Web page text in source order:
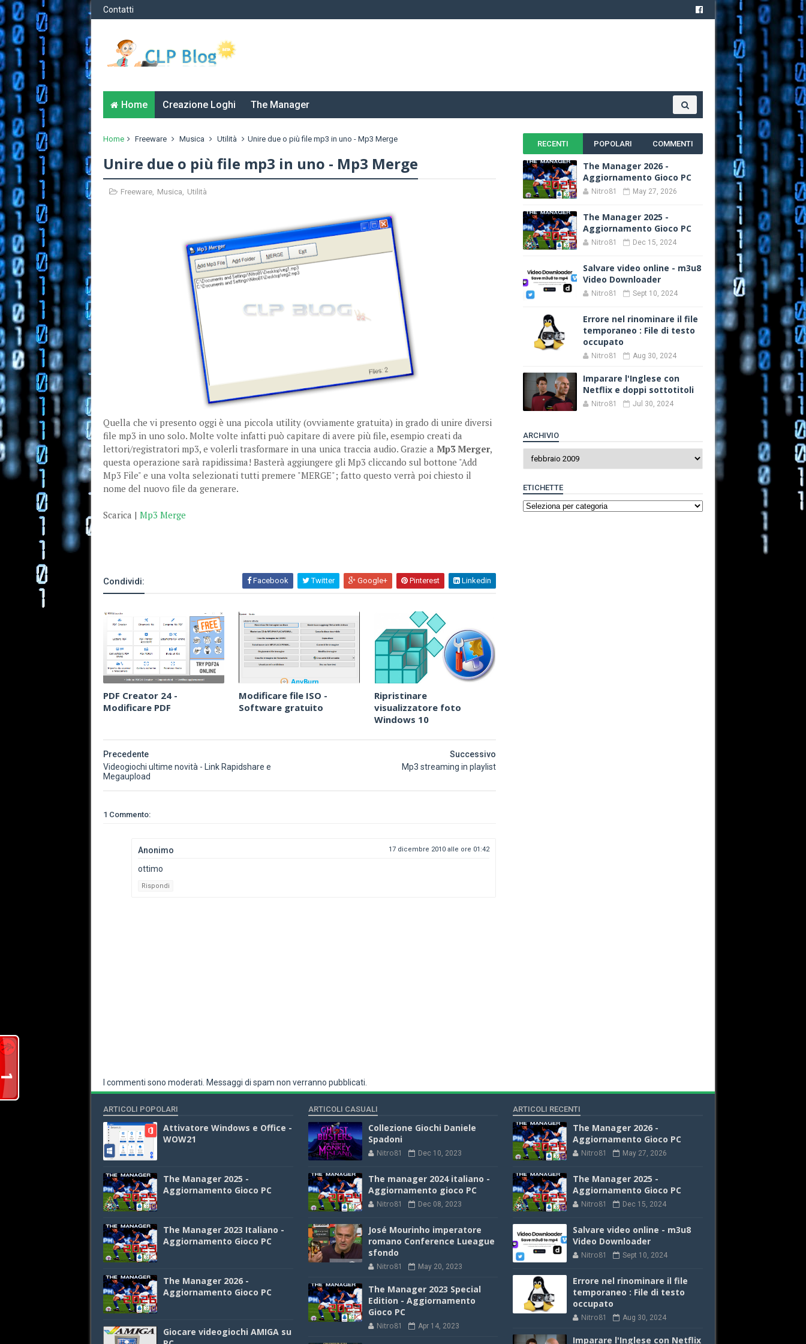
Contatti
Home Creazione Loghi The Manager
Home Freeware Musica Utilità Unire due o più file mp3 in uno - Mp3 Merge
Unire due o più file mp3 in uno - Mp3 Merge
Freeware, Musica, Utilità
Quella che vi presento oggi è una piccola utility (ovviamente gratuita) in grado di unire diversi
file mp3 in uno solo. Molte volte infatti può capitare di avere più file, esempio creati da
lettori/registratori mp3, e volerli trasformare in una unica traccia audio. Grazie a Mp3 Merger,
questa operazione sarà rapidissima! Basterà aggiungere gli Mp3 cliccando sul bottone "Add
Mp3 File" e una volta selezionati tutti premere "MERGE"; fatto questo verrà poi chiesto il
nome del nuovo file da generare.
Scarica | Mp3 Merge
Condividi: Facebook Twitter Google+ Pinterest Linkedin
PDF Creator 24 -
Modificare PDF
Modificare file ISO -
Software gratuito
Ripristinare
visualizzatore foto
Windows 10
Successivo
Mp3 streaming in playlist
Precedente
Videogiochi ultime novità - Link Rapidshare e
Megaupload
1 Commento:
Anonimo 17 dicembre 2010 alle ore 01:42
ottimo
Rispondi
I commenti sono moderati. Messaggi di spam non verranno pubblicati.
RECENTI POPOLARI COMMENTI
The Manager 2026 -
Aggiornamento Gioco PC
Nitro81 May 27, 2026
The Manager 2025 -
Aggiornamento Gioco PC
Nitro81 Dec 15, 2024
Salvare video online - m3u8
Video Downloader
Nitro81 Sept 10, 2024
Errore nel rinominare il file
temporaneo : File di testo
occupato
Nitro81 Aug 30, 2024
Imparare l'Inglese con
Netflix e doppi sottotitoli
Nitro81 Jul 30, 2024
ARCHIVIO
ETICHETTE
ARTICOLI POPOLARI
Attivatore Windows e Office -
WOW21
The Manager 2025 -
Aggiornamento Gioco PC
The Manager 2023 Italiano -
Aggiornamento Gioco PC
The Manager 2026 -
Aggiornamento Gioco PC
Giocare videogiochi AMIGA su
ARTICOLI CASUALI
Collezione Giochi Daniele
Spadoni
Nitro81 Dec 10, 2023
The manager 2024 italiano -
Aggiornamento gioco PC
Nitro81 Dec 08, 2023
José Mourinho imperatore
romano Conference Lueague
sfondo
Nitro81 May 20, 2023
The Manager 2023 Special
Edition - Aggiornamento
Gioco PC
Nitro81 Apr 14, 2023
ARTICOLI RECENTI
The Manager 2026 -
Aggiornamento Gioco PC
Nitro81 May 27, 2026
The Manager 2025 -
Aggiornamento Gioco PC
Nitro81 Dec 15, 2024
Salvare video online - m3u8
Video Downloader
Nitro81 Sept 10, 2024
Errore nel rinominare il file
temporaneo : File di testo
occupato
Nitro81 Aug 30, 2024
Imparare l'Inglese con Netflix